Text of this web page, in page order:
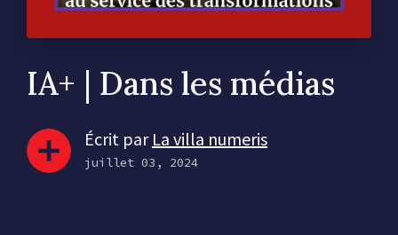
IA+ | Dans les médias
Écrit par La villa numeris
juillet 03, 2024